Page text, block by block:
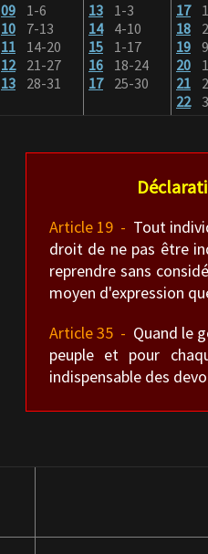
09 1-6
10 7-13
11 14-20
1221-27
13 28-31
13 1-3
144-10
15 1-17
16 18-24
1725-30
171
18
19
20
21
22
Article 19 - Tout
droit de ne pas être
reprendre sans
moyen d'expression
Article 35 - Quand le
peuple et pour
indispensable des